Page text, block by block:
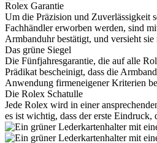
Rolex Garantie
Um die Präzision und Zuverlässigkeit
Fachhändler erworben werden, sind
Armbanduhr bestätigt, und versieht
Das grüne Siegel
Die Fünfjahresgarantie, die auf alle
Prädikat bescheinigt, dass die
Anwendung firmeneigener Kriterien
Die Rolex Schatulle
Jede Rolex wird in einer
es ist wichtig, dass der erste